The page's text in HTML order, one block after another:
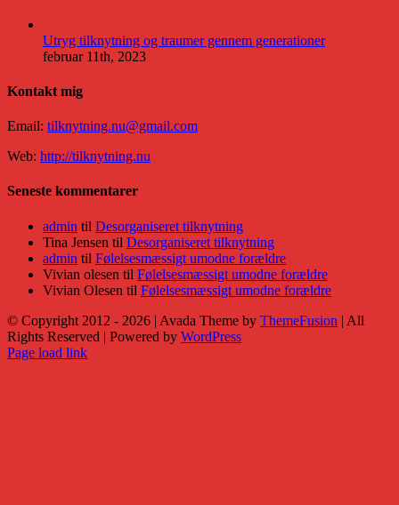
Utryg tilknytning og traumer gennem generationer
februar 11th, 2023
Kontakt mig
Email: tilknytning.nu@gmail.com
Web: http://tilknytning.nu
Seneste kommentarer
admin til Desorganiseret tilknytning
Tina Jensen til Desorganiseret tilknytning
admin til Følelsesmæssigt umodne forældre
Vivian olesen til Følelsesmæssigt umodne forældre
Vivian Olesen til Følelsesmæssigt umodne forældre
© Copyright 2012 - 2026 | Avada Theme by ThemeFusion | All
Rights Reserved | Powered by WordPress
Facebook
X
YouTube
Instagram
Rss
E-
Page load link